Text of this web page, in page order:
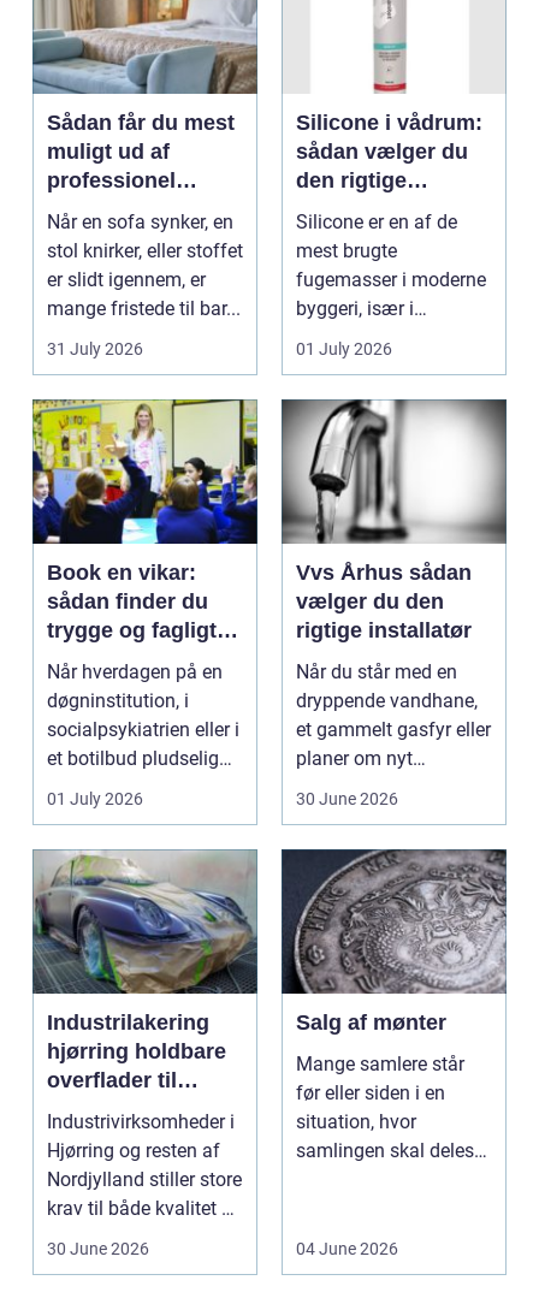
Sådan får du mest
muligt ud af
professionel
møbelpolstring
Når en sofa synker, en
stol knirker, eller stoffet
er slidt igennem, er
mange fristede til bar...
31 July 2026
Silicone i vådrum:
sådan vælger du
den rigtige
fugemasse
Silicone er en af de
mest brugte
fugemasser i moderne
byggeri, især i
badeværelser,
01 July 2026
Book en vikar:
sådan finder du
trygge og fagligt
stærke løsninger
Når hverdagen på en
døgninstitution, i
socialpsykiatrien eller i
et botilbud pludselig
ændrer sig, k...
01 July 2026
Vvs Århus sådan
vælger du den
rigtige installatør
Når du står med en
dryppende vandhane,
et gammelt gasfyr eller
planer om nyt
badeværelse, bliver
30 June 2026
Industrilakering
hjørring holdbare
overflader til
industri og erhverv
Industrivirksomheder i
Hjørring og resten af
Nordjylland stiller store
krav til både kvalitet og
hol...
30 June 2026
Salg af mønter
Mange samlere står
før eller siden i en
situation, hvor
samlingen skal deles
04 June 2026